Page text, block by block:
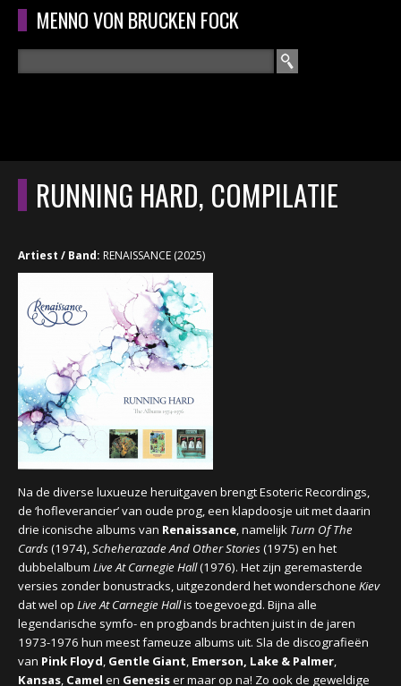
Overslaan en naar de algemene inhoud gaan
MENNO VON BRUCKEN FOCK
ZOEKVELD
HOOFDMENU HOME
CURRICULUM
RECENSIES
INTERVIEWS
CONCERTEN
CONCERTBEZOEK
LINKS
RUNNING HARD, COMPILATIE
Artiest / Band: RENAISSANCE (2025)
Na de diverse luxueuze heruitgaven brengt Esoteric Recordings,
de ‘hofleverancier’ van oude prog, een klapdoosje uit met daarin
drie iconische albums van Renaissance, namelijk Turn Of The
Cards(1974),Scheherazade And Other Stories(1975) en het
dubbelalbum Live At Carnegie Hall(1976). Het zijn geremasterde
versies zonder bonustracks, uitgezonderd het wonderschone Kiev
dat wel op Live At Carnegie Hallis toegevoegd. Bijna alle
legendarische symfo- en progbands brachten juist in de jaren
1973-1976 hun meest fameuze albums uit. Sla de discografieën
van Pink Floyd, Gentle Giant, Emerson, Lake & Palmer,
Kansas, Camel en Genesiser maar op na! Zo ook de geweldige